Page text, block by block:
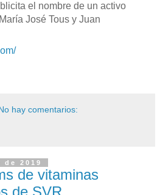
el nombre de un activo
José Tous y Juan
hay comentarios:
2019
de vitaminas